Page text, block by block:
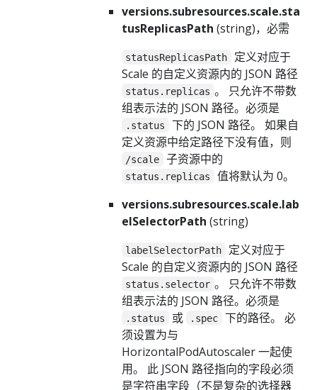
versions.subresources.scale.sta
tusReplicasPath (string)，必需
statusReplicasPath
定义对应于
Scale 的自定义资源内的 JSON 路径
status.replicas 。 只允许不带数
组表示法的 JSON 路径。必须是
.status
下的 JSON 路径。 如果自
定义资源中给定路径下没有值，则
/scale 子资源中的
status.replicas
值将默认为 0。
versions.subresources.scale.lab
elSelectorPath (string)
labelSelectorPath
定义对应于
Scale 的自定义资源内的 JSON 路径
status.selector 。 只允许不带数
组表示法的 JSON 路径。必须是
.status 或 .spec
下的路径。 必
须设置为与
HorizontalPodAutoscaler 一起使
用。 此 JSON 路径指向的字段必须
是字符串字段（不是复杂的选择器